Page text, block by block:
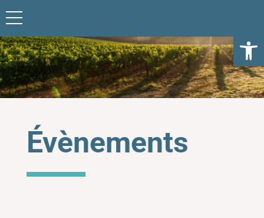
Ouvrir
Évènements